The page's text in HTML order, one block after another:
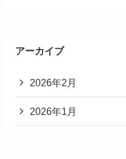
アーカイブ
2026年2月
2026年1月